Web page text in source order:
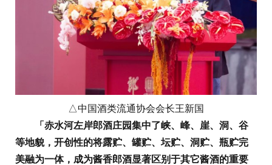
△中国酒类流通协会会长王新国
「赤水河左岸郎酒庄园集中了峡、峰、崖、洞、谷
等地貌，开创性的将露贮、罐贮、坛贮、洞贮、瓶贮完
美融为一体，成为酱香郎酒显著区别于其它酱酒的重要